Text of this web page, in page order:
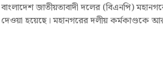
বাংলাদেশ জাতীয়তাবাদী দলের (বিএনপি)
দেওয়া হয়েছে। মহানগরের দলীয়